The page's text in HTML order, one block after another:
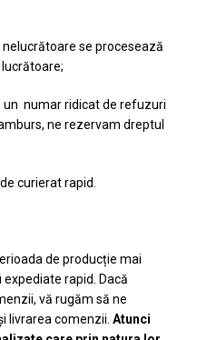
se procesează
un numar ridicat de refuzuri
ne rezervam dreptul
curierat rapid.
de producție mai
rapid. Dacă
vă rugăm să ne
livrarea comenzii. Atunci